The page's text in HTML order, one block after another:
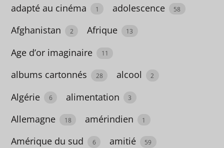
Club
Méthodes
de
français
15
adapté au cinéma 1 adolescence 58
Afghanistan 2 Afrique 13
Age d’or imaginaire 11
albums cartonnés 28 alcool 2
Algérie 6 alimentation 3
Allemagne 18 amérindien 1
Amérique du sud 6 amitié 59